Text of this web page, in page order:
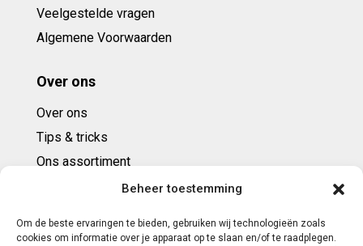
Beheer toestemming
Om de beste ervaringen te bieden, gebruiken wij technologieën zoals
cookies om informatie over je apparaat op te slaan en/of te raadplegen.
Veelgestelde vragen
Algemene Voorwaarden
Over ons
Over ons
Tips & tricks
Ons assortiment
Contact